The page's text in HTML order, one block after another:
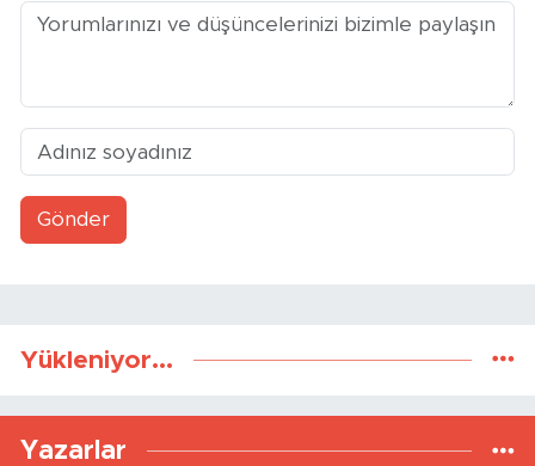
Gönder
Yükleniyor...
Yazarlar